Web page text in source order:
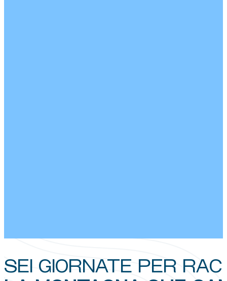
SEI GIORNATE PER